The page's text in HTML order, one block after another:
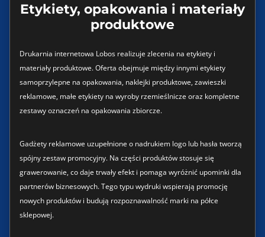
Etykiety, opakowania i materiały
produktowe
Drukarnia internetowa Lobos realizuje zlecenia na etykiety i
materiały produktowe. Oferta obejmuje między innymi etykiety
samoprzylepne na opakowania, naklejki produktowe, zawieszki
reklamowe, małe etykiety na wyroby rzemieślnicze oraz kompletne
zestawy oznaczeń na opakowania zbiorcze.
Gadżety reklamowe uzupełnione o nadrukiem logo lub hasła tworzą
spójny zestaw promocyjny. Na części produktów stosuje się
grawerowanie, co daje trwały efekt i pomaga wyróżnić upominki dla
partnerów biznesowych. Tego typu wydruki wspierają promocję
nowych produktów i budują rozpoznawalność marki na półce
sklepowej.